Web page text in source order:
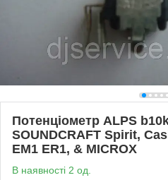
Потенціометр ALPS
SOUNDCRAFT Spirit,
EM1 ER1, & MICROX
В наявності 2 од.